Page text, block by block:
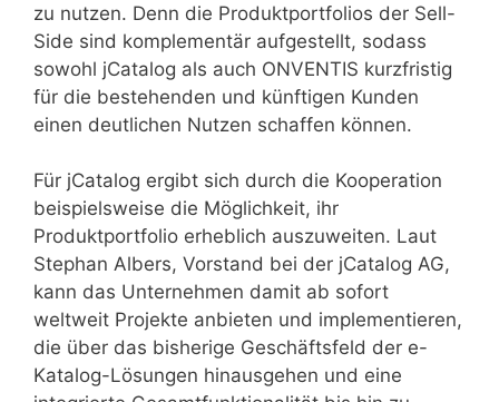
zu nutzen. Denn die Produktportfolios der Sell-
Side sind komplementär aufgestellt, sodass
sowohl jCatalog als auch ONVENTIS kurzfristig
für die bestehenden und künftigen Kunden
einen deutlichen Nutzen schaffen können.
Für jCatalog ergibt sich durch die Kooperation
beispielsweise die Möglichkeit, ihr
Produktportfolio erheblich auszuweiten. Laut
Stephan Albers, Vorstand bei der jCatalog AG,
kann das Unternehmen damit ab sofort
weltweit Projekte anbieten und implementieren,
die über das bisherige Geschäftsfeld der e-
Katalog-Lösungen hinausgehen und eine